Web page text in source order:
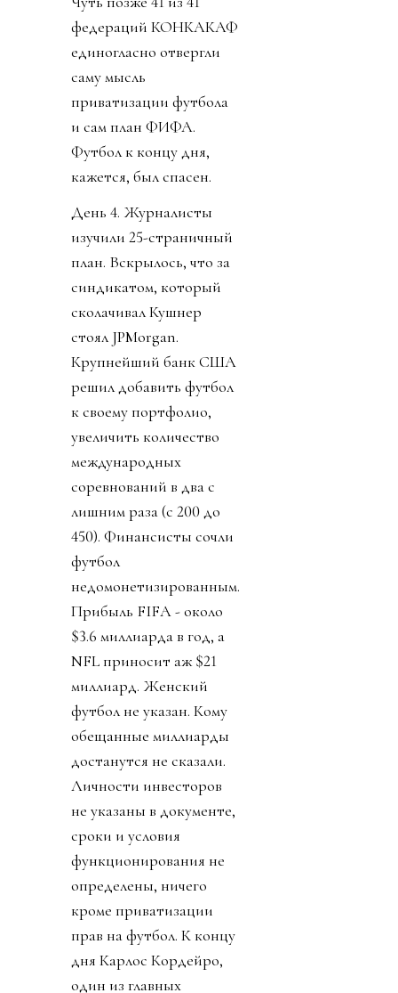
федераций КОНКАКАФ
единогласно отвергли
саму мысль
приватизации футбола
и сам план ФИФА.
Футбол к концу дня,
кажется, был спасен.
День 4. Журналисты
изучили 25-страничный
план. Вскрылось, что за
синдикатом, который
сколачивал Кушнер
стоял JPMorgan.
Крупнейший банк США
решил добавить футбол
к своему портфолио,
увеличить количество
международных
соревнований в два с
лишним раза (с 200 до
450). Финансисты сочли
футбол
недомонетизированным.
Прибыль FIFA - около
$3.6 миллиарда в год, а
NFL приносит аж $21
миллиард. Женский
футбол не указан. Кому
обещанные миллиарды
достанутся не сказали.
Личности инвесторов
не указаны в документе,
сроки и условия
функционирования не
определены, ничего
кроме приватизации
прав на футбол. К концу
дня Карлос Кордейро,
один из главных